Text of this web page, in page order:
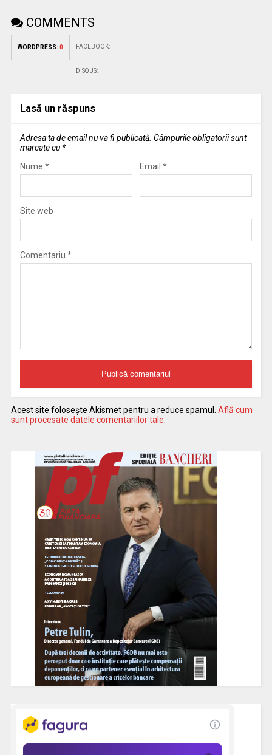
COMMENTS
WORDPRESS: 0 FACEBOOK:
DISQUS:
Lasă un răspuns
Adresa ta de email nu va fi publicată. Câmpurile obligatorii sunt
marcate cu *
Nume * Email *
Site web
Comentariu *
Acest site folosește Akismet pentru a reduce spamul. Află cum
sunt procesate datele comentariilor tale